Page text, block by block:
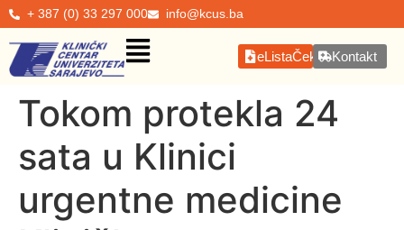
+ 387 (0) 33 297 000 info@kcus.ba
eListaČekanjaKontakt
Tokom protekla 24
sata u Klinici
urgentne medicine